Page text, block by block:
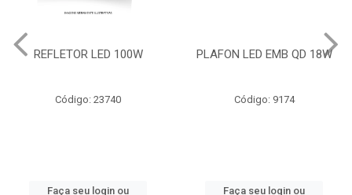
REFLETOR LED 100W
Código: 23740
Faça seu login ou
PLAFON LED EMB QD 18W
Código: 9174
Faça seu login ou